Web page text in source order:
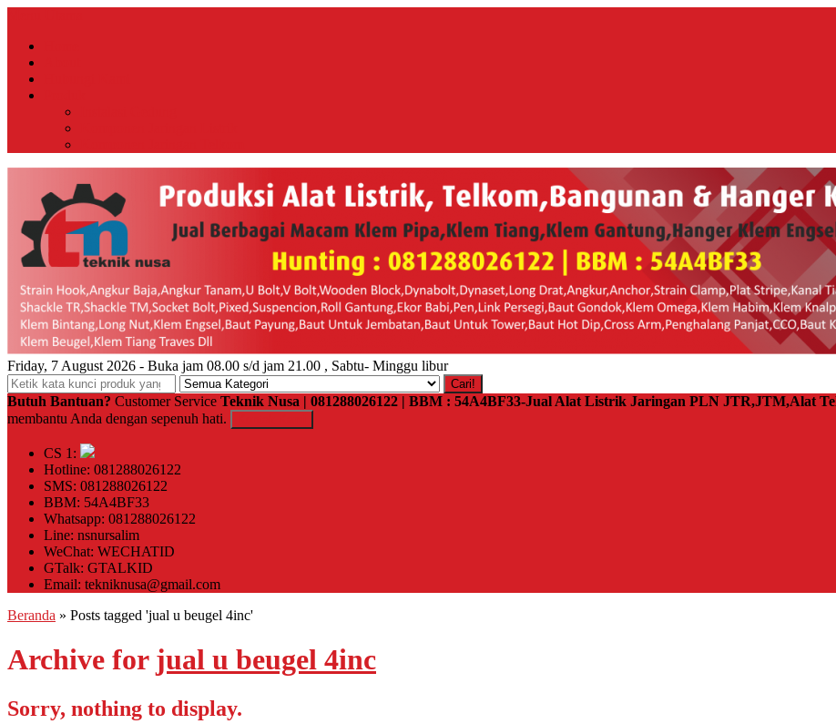
Friday, 7 August 2026 - Buka jam 08.00 s/d jam 21.00 , Sabtu- Minggu libur
Cari!
Butuh Bantuan? Customer Service Teknik Nusa | 081288026122 | BBM : 54A4BF33-Jual Alat Listrik Jaringan PLN JTR,JTM,Alat
membantu Anda dengan sepenuh hati.
CS 1:
Hotline: 081288026122
SMS: 081288026122
BBM: 54A4BF33
Whatsapp: 081288026122
Line: nsnursalim
WeChat: WECHATID
GTalk: GTALKID
Email: tekniknusa@gmail.com
Beranda » Posts tagged 'jual u beugel 4inc'
Archive for jual u beugel 4inc
Sorry, nothing to display.